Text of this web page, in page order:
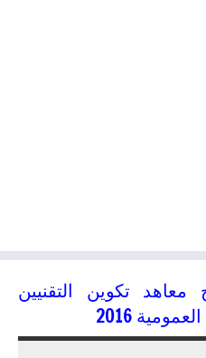
معاهد تكوين التقنيين
2016